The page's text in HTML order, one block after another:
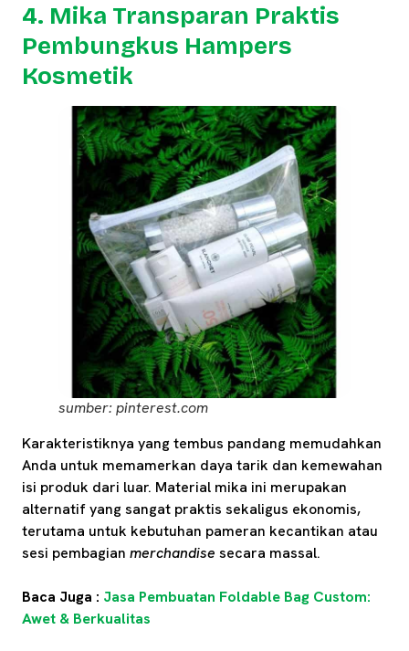
4. Mika Transparan Praktis
Pembungkus Hampers
Kosmetik
sumber: pinterest.com
Karakteristiknya yang tembus pandang memudahkan
Anda untuk memamerkan daya tarik dan kemewahan
isi produk dari luar. Material mika ini merupakan
alternatif yang sangat praktis sekaligus ekonomis,
terutama untuk kebutuhan pameran kecantikan atau
sesi pembagian merchandise secara massal.
Baca Juga : Jasa Pembuatan Foldable Bag Custom:
Awet & Berkualitas